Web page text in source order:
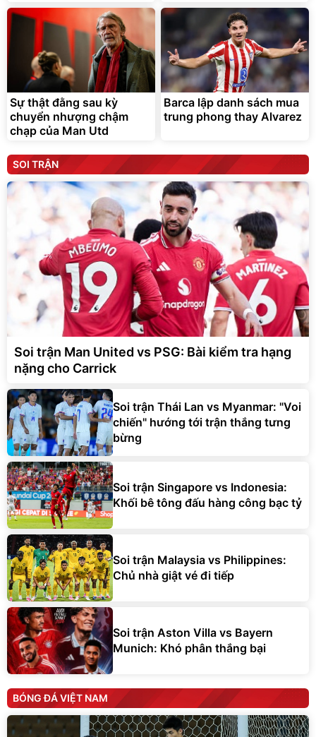
Sự thật đằng sau kỳ
chuyển nhượng chậm
chạp của Man Utd
Barca lập danh sách mua
trung phong thay Alvarez
SOI TRẬN
Soi trận Man United vs PSG: Bài kiểm tra hạng
nặng cho Carrick
Soi trận Thái Lan vs Myanmar: "Voi
chiến" hướng tới trận thắng tưng
bừng
Soi trận Singapore vs Indonesia:
Khối bê tông đấu hàng công bạc tỷ
Soi trận Malaysia vs Philippines:
Chủ nhà giật vé đi tiếp
Soi trận Aston Villa vs Bayern
Munich: Khó phân thắng bại
BÓNG ĐÁ VIỆT NAM